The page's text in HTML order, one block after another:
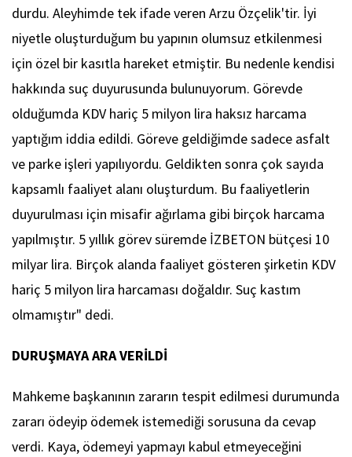
durdu. Aleyhimde tek ifade veren Arzu Özçelik'tir. İyi
niyetle oluşturduğum bu yapının olumsuz etkilenmesi
için özel bir kasıtla hareket etmiştir. Bu nedenle kendisi
hakkında suç duyurusunda bulunuyorum. Görevde
olduğumda KDV hariç 5 milyon lira haksız harcama
yaptığım iddia edildi. Göreve geldiğimde sadece asfalt
ve parke işleri yapılıyordu. Geldikten sonra çok sayıda
kapsamlı faaliyet alanı oluşturdum. Bu faaliyetlerin
duyurulması için misafir ağırlama gibi birçok harcama
yapılmıştır. 5 yıllık görev süremde İZBETON bütçesi 10
milyar lira. Birçok alanda faaliyet gösteren şirketin KDV
hariç 5 milyon lira harcaması doğaldır. Suç kastım
olmamıştır" dedi.
DURUŞMAYA ARA VERİLDİ
Mahkeme başkanının zararın tespit edilmesi durumunda
zararı ödeyip ödemek istemediği sorusuna da cevap
verdi. Kaya, ödemeyi yapmayı kabul etmeyeceğini